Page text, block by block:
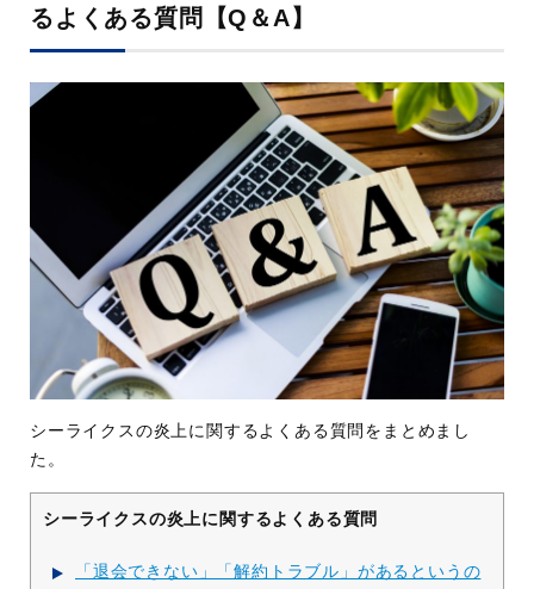
るよくある質問【Q＆A】
シーライクスの炎上に関するよくある質問をまとめまし
た。
シーライクスの炎上に関するよくある質問
「退会できない」「解約トラブル」があるというの